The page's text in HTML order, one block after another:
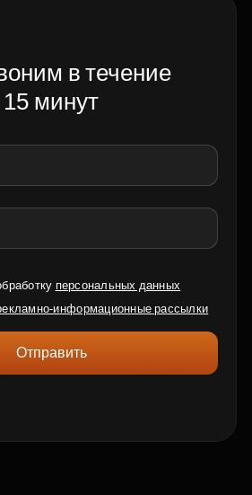
в течение
15 минут
персональных данных
информационные рассылки
Отправить